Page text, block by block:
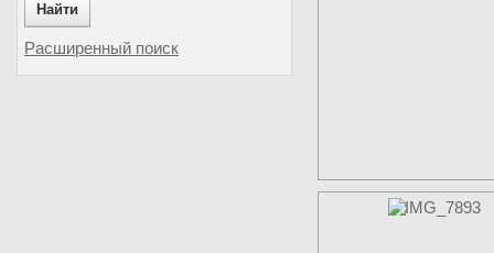
Найти
Расширенный поиск